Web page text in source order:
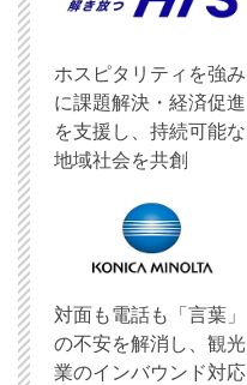
ホスピタリティを強み
に課題解決・経済促進
を支援し、持続可能な
地域社会を共創
対面も電話も「言葉」
の不安を解消し、観光
業のインバウンド対応